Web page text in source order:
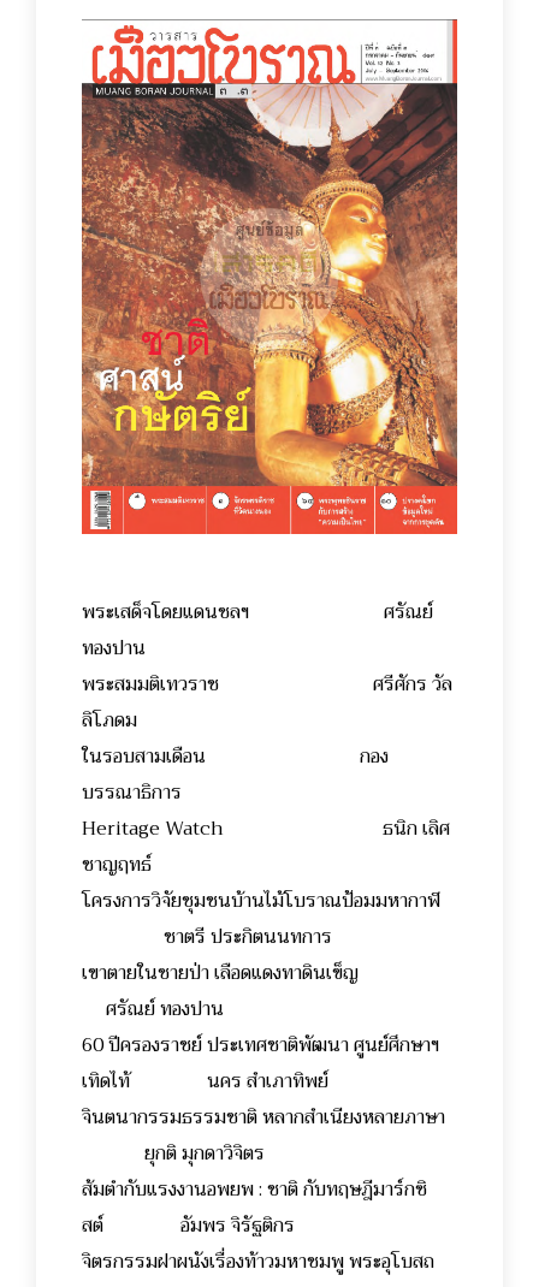
พระเสด็จโดยแดนชลฯ ศรัณย์
ทองปาน
พระสมมติเทวราช ศรีศักร วัล
ลิโภดม
ในรอบสามเดือน กอง
บรรณาธิการ
Heritage Watch ธนิก เลิศ
ชาญฤทธ์
โครงการวิจัยชุมชนบ้านไม้โบราณป้อมมหากาฬ
ชาตรี ประกิตนนทการ
เขาตายในชายป่า เลือดแดงทาดินเข็ญ
ศรัณย์ ทองปาน
60 ปีครองราชย์ ประเทศชาติพัฒนา ศูนย์ศึกษาฯ
เทิดไท้ นคร สำเภาทิพย์
จินตนากรรมธรรมชาติ หลากสำเนียงหลายภาษา
ยุกติ มุกดาวิจิตร
ส้มตำกับแรงงานอพยพ : ชาติ กับทฤษฎีมาร์กซิ
สต์ อัมพร จิรัฐติกร
จิตรกรรมฝาผนังเรื่องท้าวมหาชมพู พระอุโบสถ